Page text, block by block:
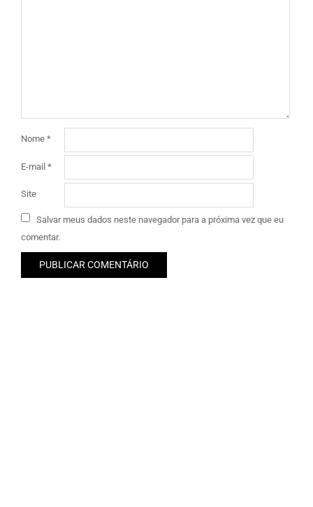
Nome *
E-mail *
Site
Salvar meus dados neste navegador para a próxima vez que eu
comentar.